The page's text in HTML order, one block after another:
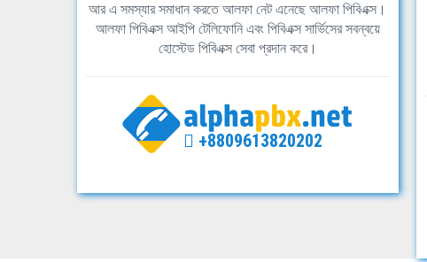
আর এ সমস্যার সমাধান করতে আলফা নেট এনেছে আলফা পিবিএক্স।
আলফা পিবিএক্স আইপি টেলিফোনি এবং পিবিএক্স সার্ভিসের সবন্বয়ে
হোস্টেড পিবিএক্স সেবা প্রদান করে।
+8809613820202